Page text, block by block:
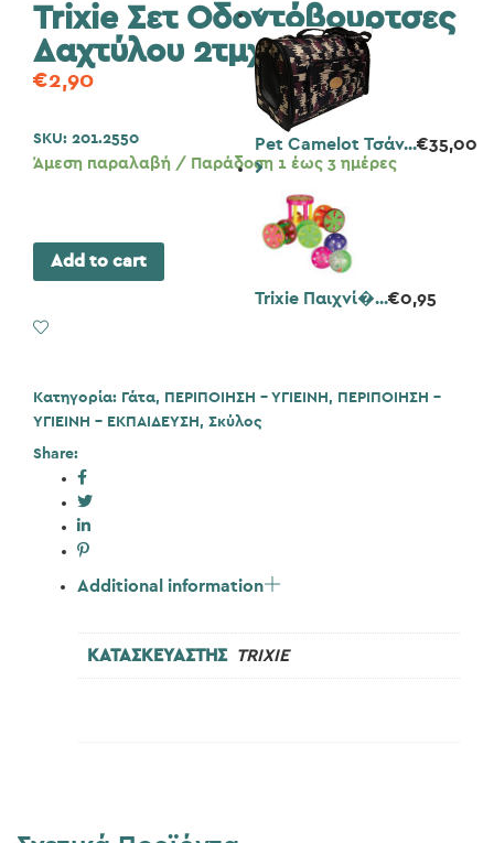
Pet Camelot Τσάν...€35,00
Trixie Παιχνί�...€0,95
Trixie Σετ Οδοντόβουρτσες
Δαχτύλου 2τμχ
€2,90
SKU: 201.2550
Άμεση παραλαβή / Παράδοση 1 έως 3 ημέρες
Add to cart
Κατηγορία: Γάτα, ΠΕΡΙΠΟΙΗΣΗ - ΥΓΙΕΙΝΗ , ΠΕΡΙΠΟΙΗΣΗ -
ΥΓΙΕΙΝΗ - ΕΚΠΑΙΔΕΥΣΗ , Σκύλος
Share:
Additional information
ΚΑΤΑΣΚΕΥΑΣΤΗΣ TRIXIE